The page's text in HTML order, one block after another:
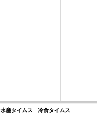
水産タイムス 冷食タイムス